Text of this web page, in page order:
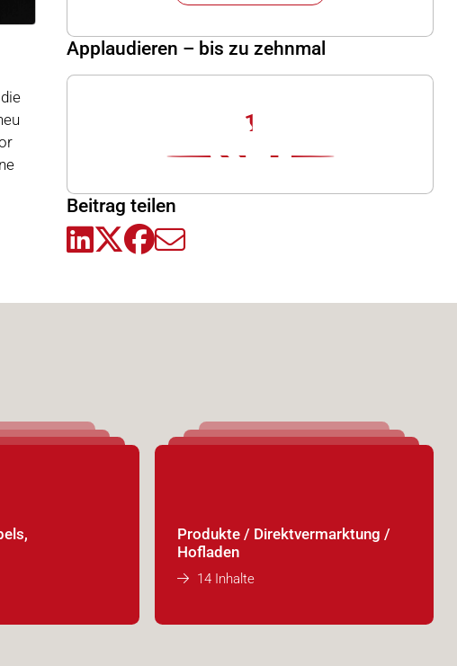
Applaudieren – bis zu zehnmal
1
Beitrag teilen
Produkte / Direktvermarktung /
Hofladen
14 Inhalte